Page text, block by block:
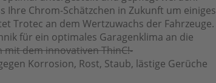
Ihre Chrom-Schätzchen in Zukunft um einiges
Trotec an dem Wertzuwachs der Fahrzeuge.
für ein optimales Garagenklima an die
mit dem innovativen ThinC!-
Korrosion, Rost, Staub, lästige Gerüche